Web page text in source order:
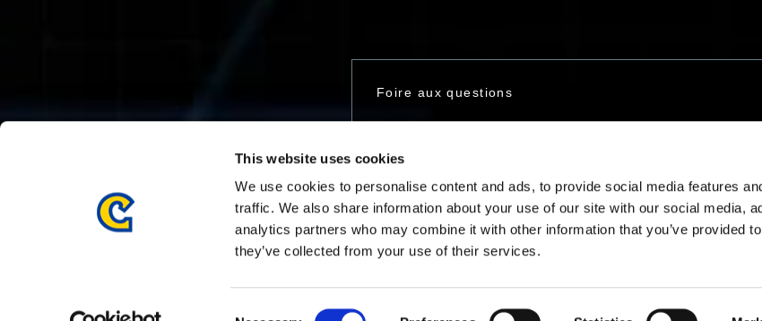
This website uses cookies
We use cookies to personalise content and ads, to provide social media features
traffic. We also share information about your use of our site with our social media,
analytics partners who may combine it with other information that you’ve provided
they’ve collected from your use of their services.
Foire aux questions